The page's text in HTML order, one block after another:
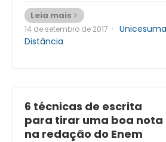
Leia mais
14 de setembro de 2017 ·
Distância
6 técnicas de escrita
para tirar uma boa nota
na redação do Enem